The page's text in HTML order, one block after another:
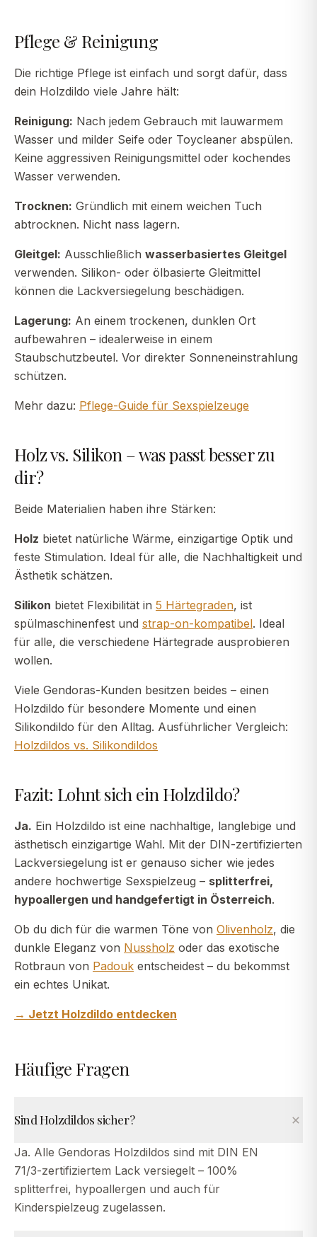
Pflege & Reinigung
Die richtige Pflege ist einfach und sorgt dafür, dass
dein Holzdildo viele Jahre hält:
Reinigung: Nach jedem Gebrauch mit lauwarmem
Wasser und milder Seife oder Toycleaner abspülen.
Keine aggressiven Reinigungsmittel oder kochendes
Wasser verwenden.
Trocknen: Gründlich mit einem weichen Tuch
abtrocknen. Nicht nass lagern.
Gleitgel: Ausschließlich wasserbasiertes Gleitgel
verwenden. Silikon- oder ölbasierte Gleitmittel
können die Lackversiegelung beschädigen.
Lagerung: An einem trockenen, dunklen Ort
aufbewahren – idealerweise in einem
Staubschutzbeutel. Vor direkter Sonneneinstrahlung
schützen.
Mehr dazu: Pflege-Guide für Sexspielzeuge
Holz vs. Silikon – was passt besser zu
dir?
Beide Materialien haben ihre Stärken:
Holz bietet natürliche Wärme, einzigartige Optik und
feste Stimulation. Ideal für alle, die Nachhaltigkeit und
Ästhetik schätzen.
Silikon bietet Flexibilität in 5 Härtegraden, ist
spülmaschinenfest und strap-on-kompatibel. Ideal
für alle, die verschiedene Härtegrade ausprobieren
wollen.
Viele Gendoras-Kunden besitzen beides – einen
Holzdildo für besondere Momente und einen
Silikondildo für den Alltag. Ausführlicher Vergleich:
Holzdildos vs. Silikondildos
Fazit: Lohnt sich ein Holzdildo?
Ja. Ein Holzdildo ist eine nachhaltige, langlebige und
ästhetisch einzigartige Wahl. Mit der DIN-zertifizierten
Lackversiegelung ist er genauso sicher wie jedes
andere hochwertige Sexspielzeug – splitterfrei,
hypoallergen und handgefertigt in Österreich.
Ob du dich für die warmen Töne von Olivenholz, die
dunkle Eleganz von Nussholz oder das exotische
Rotbraun von Padouk entscheidest – du bekommst
ein echtes Unikat.
→ Jetzt Holzdildo entdecken
Häufige Fragen
Sind Holzdildos sicher?
Ja. Alle Gendoras Holzdildos sind mit DIN EN
71/3-zertifiziertem Lack versiegelt – 100%
splitterfrei, hypoallergen und auch für
Kinderspielzeug zugelassen.